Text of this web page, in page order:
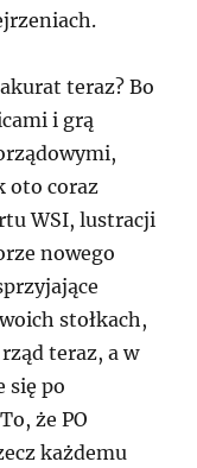
teraz? Bo
i grą
oto coraz
WSI, lustracji
nowego
stołkach,
teraz, a w
się po
że PO
każdemu